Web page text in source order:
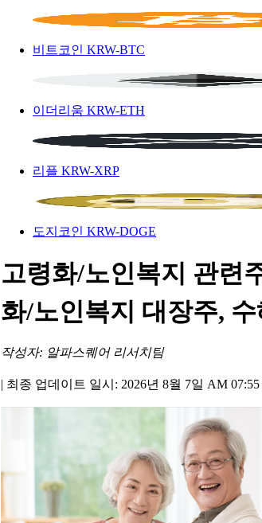
비트코인 KRW-BTC
이더리움 KRW-ETH
리플 KRW-XRP
도지코인 KRW-DOGE
고령화/노인복지 관련
화/노인복지 대장주,
작성자: 알파스퀘어 리서치팀
| 최종 업데이트 일시: 2026년 8월 7일 AM 07:55